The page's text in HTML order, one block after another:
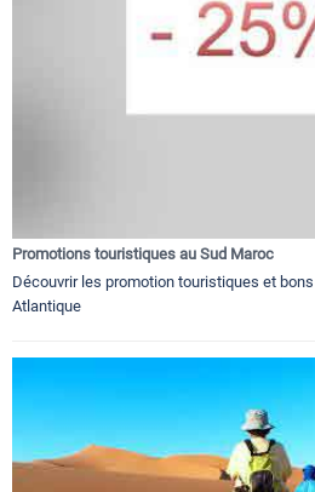
Promotions touristiques au Sud Maroc
Découvrir les promotion touristiques et
Atlantique